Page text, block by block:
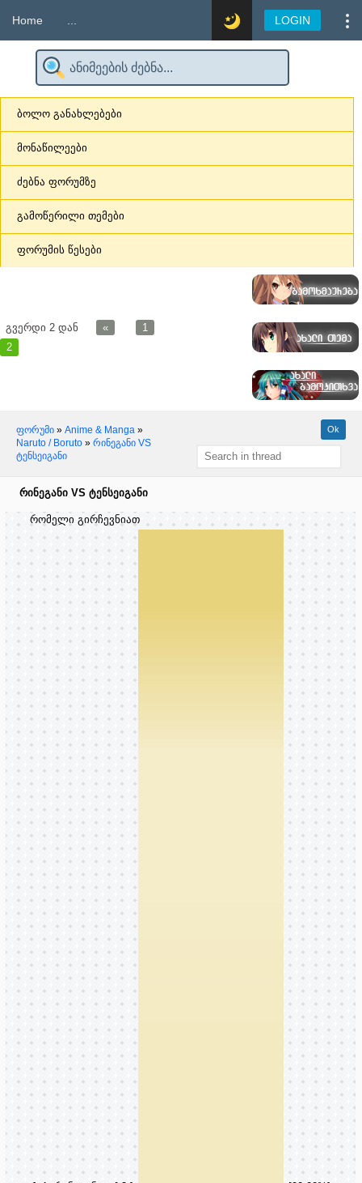
Home LOGIN
ბოლო განახლებები
მონაწილეები
ძებნა ფორუმზე
გამოწერილი თემები
ფორუმის წესები
გვერდი 2 დან «
1
2
ფორუმი » Anime & Manga »
Naruto / Boruto » რინეგანი VS
ტენსეიგანი
რინეგანი VS ტენსეიგანი
რომელი გირჩევნიათ